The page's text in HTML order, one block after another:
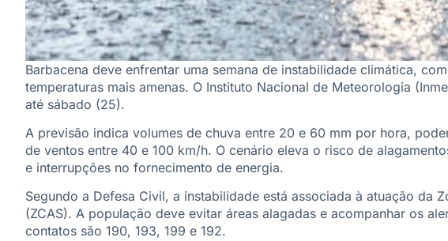
Barbacena deve enfrentar uma semana de instabilidade climática,
temperaturas mais amenas. O Instituto Nacional de Meteorologia
até sábado (25).
A previsão indica volumes de chuva entre 20 e 60 mm por hora,
de ventos entre 40 e 100 km/h. O cenário eleva o risco de
e interrupções no fornecimento de energia.
Segundo a Defesa Civil, a instabilidade está associada à atuação da
(ZCAS). A população deve evitar áreas alagadas e acompanhar os
contatos são 190, 193, 199 e 192.